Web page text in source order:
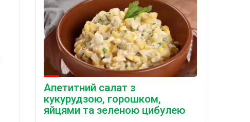
Апетитний салат з
кукурудзою, горошком,
яйцями та зеленою цибулею